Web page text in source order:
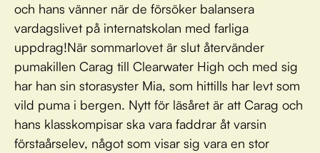
och hans vänner när de försöker balansera
vardagslivet på internatskolan med farliga
uppdrag!När sommarlovet är slut återvänder
pumakillen Carag till Clearwater High och med sig
har han sin storasyster Mia, som hittills har levt som
vild puma i bergen. Nytt för läsåret är att Carag och
hans klasskompisar ska vara faddrar åt varsin
förstaårselev, något som visar sig vara en stor